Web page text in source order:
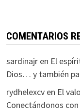
COMENTARIOS
sardinajren El
Dios… y también
rydhelexcven El
Conectándonos